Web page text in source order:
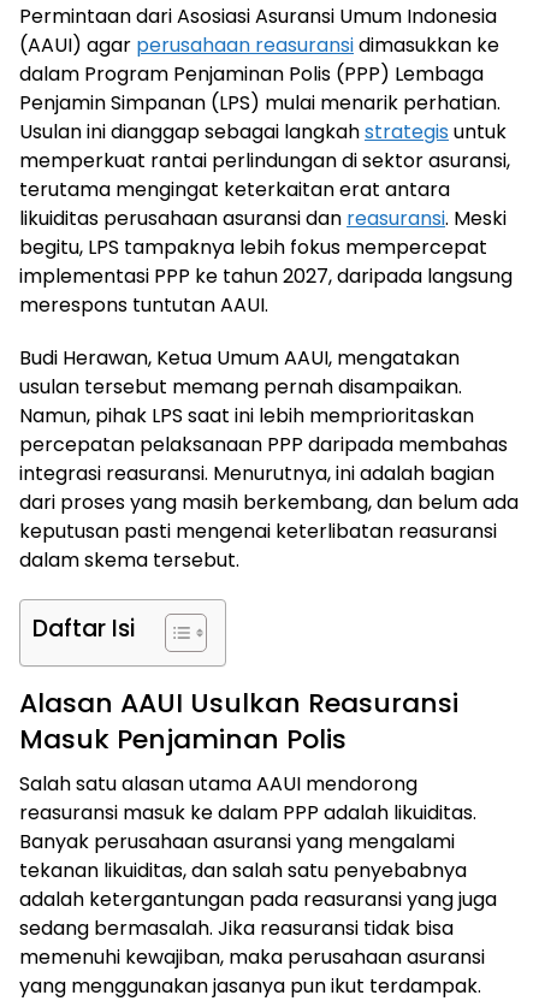
Permintaan dari Asosiasi Asuransi Umum Indonesia
(AAUI) agar perusahaan reasuransidimasukkan ke
dalam Program Penjaminan Polis (PPP) Lembaga
Penjamin Simpanan (LPS) mulai menarik perhatian.
Usulan ini dianggap sebagai langkahstrategis untuk
memperkuat rantai perlindungan di sektor asuransi,
terutama mengingat keterkaitan erat antara
likuiditas perusahaan asuransi dan reasuransi. Meski
begitu, LPS tampaknya lebih fokus mempercepat
implementasi PPP ke tahun 2027, daripada langsung
merespons tuntutan AAUI.
Budi Herawan, Ketua Umum AAUI, mengatakan
usulan tersebut memang pernah disampaikan.
Namun, pihak LPS saat ini lebih memprioritaskan
percepatan pelaksanaan PPP daripada membahas
integrasi reasuransi. Menurutnya, ini adalah bagian
dari proses yang masih berkembang, dan belum ada
keputusan pasti mengenai keterlibatan reasuransi
dalam skema tersebut.
Daftar Isi
Alasan AAUI Usulkan Reasuransi
Masuk Penjaminan Polis
Salah satu alasan utama AAUI mendorong
reasuransi masuk ke dalam PPP adalah likuiditas.
Banyak perusahaan asuransi yang mengalami
tekanan likuiditas, dan salah satu penyebabnya
adalah ketergantungan pada reasuransi yang juga
sedang bermasalah. Jika reasuransi tidak bisa
memenuhi kewajiban, maka perusahaan asuransi
yang menggunakan jasanya pun ikut terdampak.